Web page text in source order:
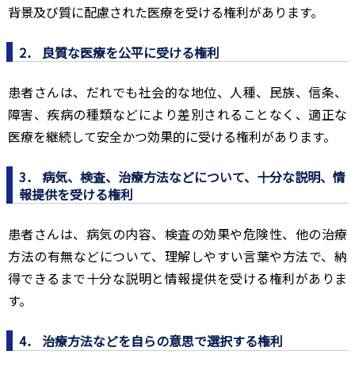
背景及び質に配慮された医療を受ける権利があります。
2． 良質な医療を公平に受ける権利
患者さんは、だれでも社会的な地位、人種、民族、信条、
障害、疾病の種類などにより差別されることなく、適正な
医療を継続して安全かつ効果的に受ける権利があります。
3． 病気、検査、治療方法などについて、十分な説明、情
報提供を受ける権利
患者さんは、病気の内容、検査の効果や危険性、他の治療
方法の有無などについて、理解しやすい言葉や方法で、納
得できるまで十分な説明と情報提供を受ける権利がありま
す。
4． 治療方法などを自らの意思で選択する権利